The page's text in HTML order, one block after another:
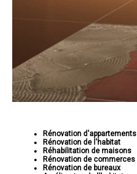
Rénovation d'appartements
Rénovation de l'habitat
Réhabilitation de maisons
Rénovation de commerces
Rénovation de bureaux